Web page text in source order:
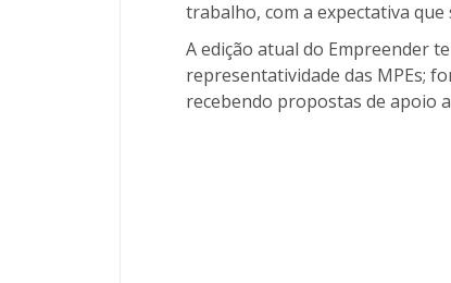
trabalho, com a expectativa
A edição atual do Empreender
representatividade das MPEs;
recebendo propostas de apoio